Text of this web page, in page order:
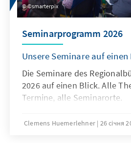
©smarterpix
Seminarprogramm 2026
Unsere Seminare auf
Die Seminare des
2026 auf einen Blick. Alle
Termine, alle Seminarorte.
Clemens Huemerlehner 26 січня